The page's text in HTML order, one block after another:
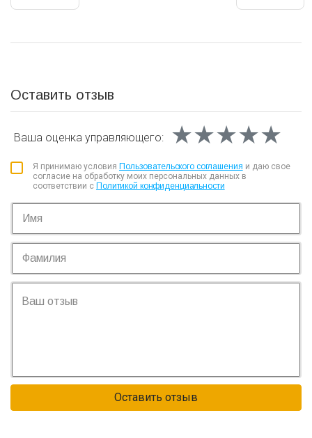
Оставить отзыв
Ваша оценка управляющего: ★★★★★
★★★★★
★★★★★
Я принимаю условия Пользовательского соглашения и даю свое
согласие на обработку моих персональных данных в
соответствии с Политикой конфиденциальности
Оставить отзыв